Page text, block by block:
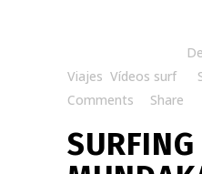
Viajes Vídeos surf
Comments
Share